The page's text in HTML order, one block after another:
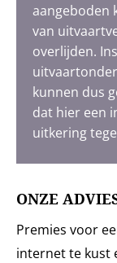
aangeboden
van
overlijden.
kunnen dus
dat hier een
uitkering
ONZE
Premies voor
internet te kust